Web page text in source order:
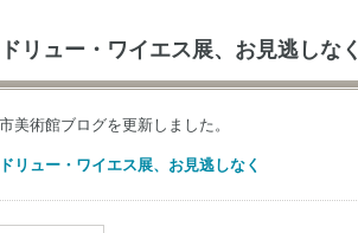
リュー・ワイエス展、お見逃しなく
美術館ブログを更新しました。
リュー・ワイエス展、お見逃しなく